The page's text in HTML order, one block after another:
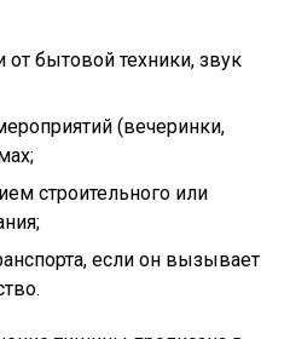
бытовой техники, звук
(вечеринки,
строительного или
если он вызывает